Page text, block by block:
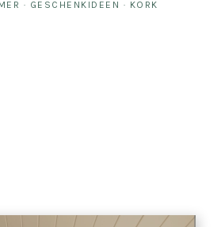
· GESCHENKIDEEN · KORK